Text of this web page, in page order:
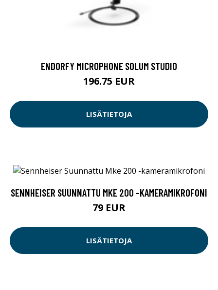
ENDORFY MICROPHONE SOLUM STUDIO
196.75 EUR
LISÄTIETOJA
SENNHEISER SUUNNATTU MKE 200 -KAMERAMIKROFONI
79 EUR
LISÄTIETOJA